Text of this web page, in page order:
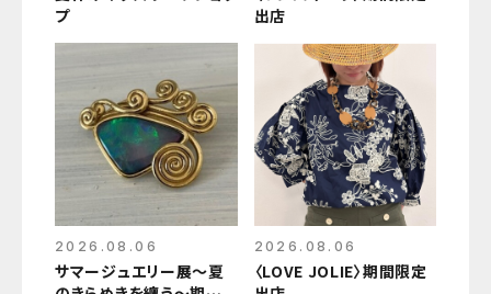
プ
出店
2026.08.06
サマージュエリー展～夏
2026.08.06
〈LOVE JOLIE〉期間限定